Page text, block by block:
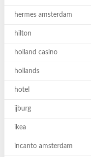
hermes amsterdam
hilton
holland casino
hollands
hotel
ijburg
ikea
incanto amsterdam